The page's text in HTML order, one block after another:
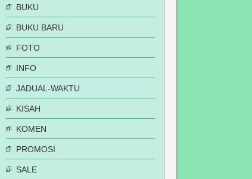
BUKU
BUKU BARU
FOTO
INFO
JADUAL-WAKTU
KISAH
KOMEN
PROMOSI
SALE